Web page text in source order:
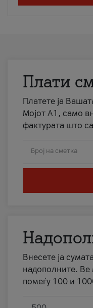
Плати
Платете ја
Мојот А1, само
фактурата што
Број на сметка
Внесете ја
надополните. Ве
помеѓу 100 и